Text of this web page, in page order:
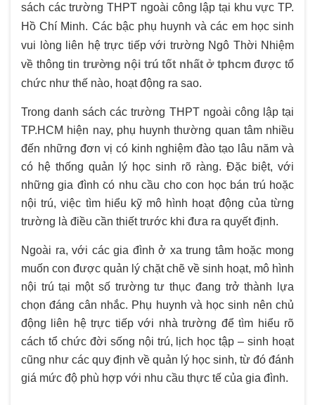
sách các trường THPT ngoài công lập tại khu vực TP.
Hồ Chí Minh. Các bậc phụ huynh và các em học sinh
vui lòng liên hệ trực tiếp với trường Ngô Thời Nhiệm
về thông tin trường nội trú tốt nhất ở tphcmđược tổ
chức như thế nào, hoạt động ra sao.
Trong danh sách các trường THPT ngoài công lập tại
TP.HCM hiện nay, phụ huynh thường quan tâm nhiều
đến những đơn vị có kinh nghiệm đào tạo lâu năm và
có hệ thống quản lý học sinh rõ ràng. Đặc biệt, với
những gia đình có nhu cầu cho con học bán trú hoặc
nội trú, việc tìm hiểu kỹ mô hình hoạt động của từng
trường là điều cần thiết trước khi đưa ra quyết định.
Ngoài ra, với các gia đình ở xa trung tâm hoặc mong
muốn con được quản lý chặt chẽ về sinh hoạt, mô hình
nội trú tại một số trường tư thục đang trở thành lựa
chọn đáng cân nhắc. Phụ huynh và học sinh nên chủ
động liên hệ trực tiếp với nhà trường để tìm hiểu rõ
cách tổ chức đời sống nội trú, lịch học tập – sinh hoạt
cũng như các quy định về quản lý học sinh, từ đó đánh
giá mức độ phù hợp với nhu cầu thực tế của gia đình.